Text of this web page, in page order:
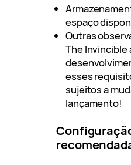
espaço
Outras
The Invincible
esses
sujeitos a
lançamento!